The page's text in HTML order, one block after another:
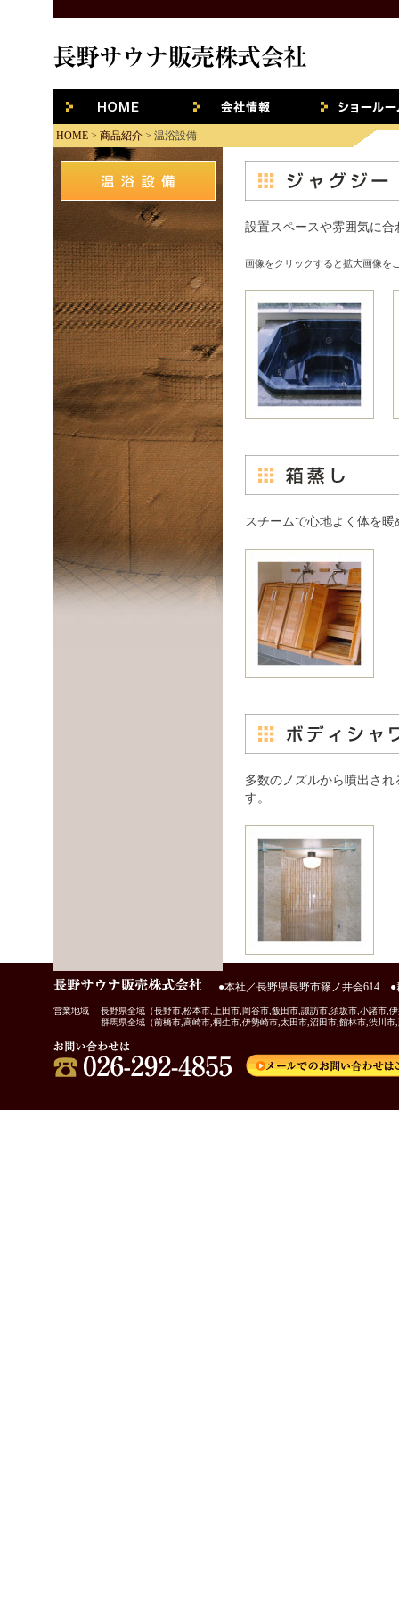
HOME ショール
HOME > 商品紹介 > 温浴設備
設置スペースや雰囲気に
画像をクリックすると拡大画像を
スチームで心地よく体を
多数のノズルから噴出さ
す。
●本社／長野県長野市篠ノ井会614 ●
営業地域
長野県全域（長野市,松本市,上田市,岡谷市,飯田市,諏訪市,須坂市,小諸市,
群馬県全域（前橋市,高崎市,桐生市,伊勢崎市,太田市,沼田市,館林市,渋川